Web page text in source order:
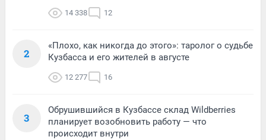
14 338 12
2
«Плохо, как никогда до этого»: таролог о судьбе
Кузбасса и его жителей в августе
12 277 16
3
Обрушившийся в Кузбассе склад Wildberries
планирует возобновить работу — что
происходит внутри